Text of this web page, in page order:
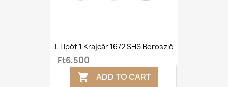
I. Lipót 1 Krajcár 1672 SHS Boroszló
Ft6,500
 ADD TO CART